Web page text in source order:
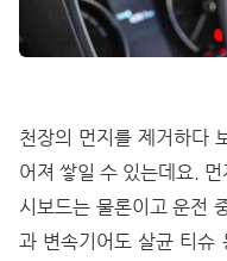
천장의 먼지를 제거하다
어져 쌓일 수 있는데요.
시보드는 물론이고 운전
과 변속기어도 살균 티슈